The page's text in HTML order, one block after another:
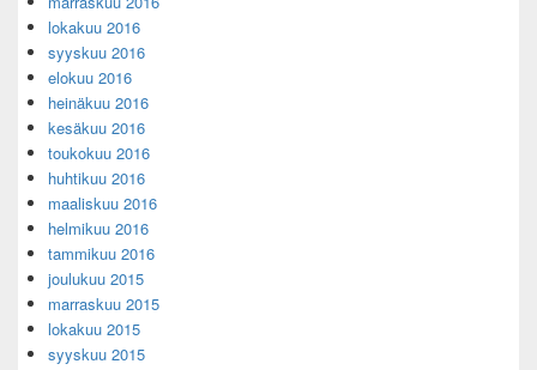
lokakuu 2016
syyskuu 2016
elokuu 2016
heinäkuu 2016
kesäkuu 2016
toukokuu 2016
huhtikuu 2016
maaliskuu 2016
helmikuu 2016
tammikuu 2016
joulukuu 2015
marraskuu 2015
lokakuu 2015
syyskuu 2015